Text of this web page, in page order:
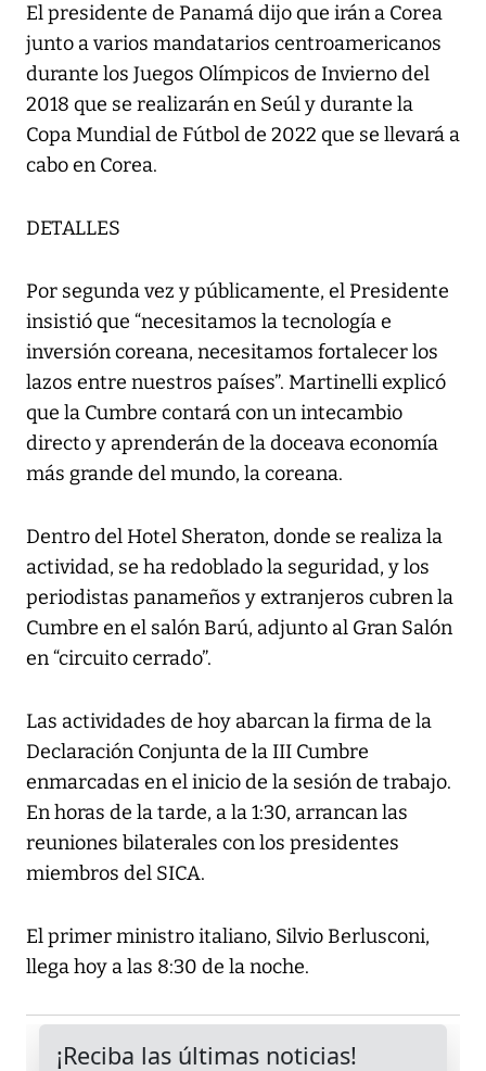
El presidente de Panamá dijo que irán a Corea
junto a varios mandatarios centroamericanos
durante los Juegos Olímpicos de Invierno del
2018 que se realizarán en Seúl y durante la
Copa Mundial de Fútbol de 2022 que se llevará a
cabo en Corea.
DETALLES
Por segunda vez y públicamente, el Presidente
insistió que “necesitamos la tecnología e
inversión coreana, necesitamos fortalecer los
lazos entre nuestros países”. Martinelli explicó
que la Cumbre contará con un intecambio
directo y aprenderán de la doceava economía
más grande del mundo, la coreana.
Dentro del Hotel Sheraton, donde se realiza la
actividad, se ha redoblado la seguridad, y los
periodistas panameños y extranjeros cubren la
Cumbre en el salón Barú, adjunto al Gran Salón
en “circuito cerrado”.
Las actividades de hoy abarcan la firma de la
Declaración Conjunta de la III Cumbre
enmarcadas en el inicio de la sesión de trabajo.
En horas de la tarde, a la 1:30, arrancan las
reuniones bilaterales con los presidentes
miembros del SICA.
El primer ministro italiano, Silvio Berlusconi,
llega hoy a las 8:30 de la noche.